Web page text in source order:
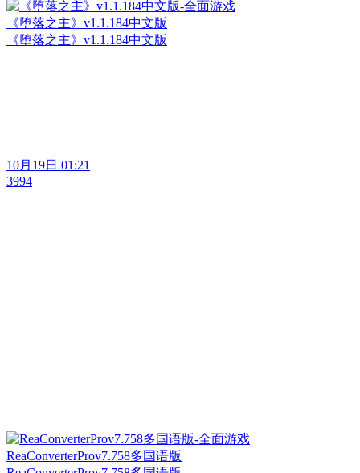
《堕落之主》v1.1.184中文版
《堕落之主》v1.1.184中文版
10月19日 01:21
3994
ReaConverterProv7.758多国语版